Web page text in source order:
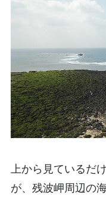
上から見ているだ
が、残波岬周辺の